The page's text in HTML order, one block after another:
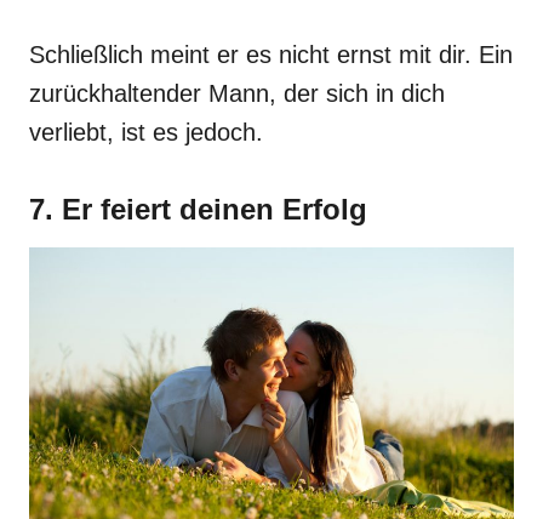
Schließlich meint er es nicht ernst mit dir. Ein
zurückhaltender Mann, der sich in dich
verliebt, ist es jedoch.
7. Er feiert deinen Erfolg